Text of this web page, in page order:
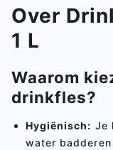
Over
1 L
Waarom
drinkfles?
Hygiënisch: Je
water